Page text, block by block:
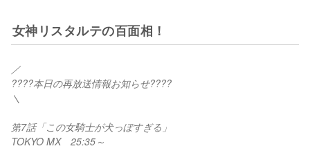
女神リスタルテの百面相！
／
????本日の再放送情報お知らせ????
＼
第7話「この女騎士が犬っぽすぎる」
TOKYO MX　25:35～